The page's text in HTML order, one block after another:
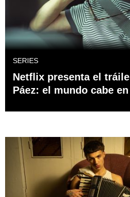
SERIES
Netflix presenta el
Páez: el mundo cabe